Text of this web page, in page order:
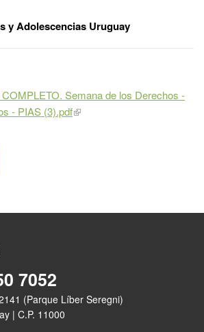
y Adolescencias Uruguay
Semana de los Derechos -
- PIAS (3).pdf
7052
(Parque Líber Seregni)
| C.P. 11000